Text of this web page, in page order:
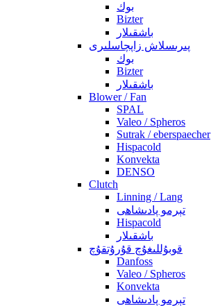
بوك
Bizter
باشقىلار
پىرىسلاش زاپچاسلىرى
بوك
Bizter
باشقىلار
Blower / Fan
SPAL
Valeo / Spheros
Sutrak / eberspaecher
Hispacold
Konvekta
DENSO
Clutch
Linning / Lang
تېرمو پادىشاھى
Hispacold
باشقىلار
قوبۇللىغۇچ قۇرۇتقۇچ
Danfoss
Valeo / Spheros
Konvekta
تېرمو پادىشاھى